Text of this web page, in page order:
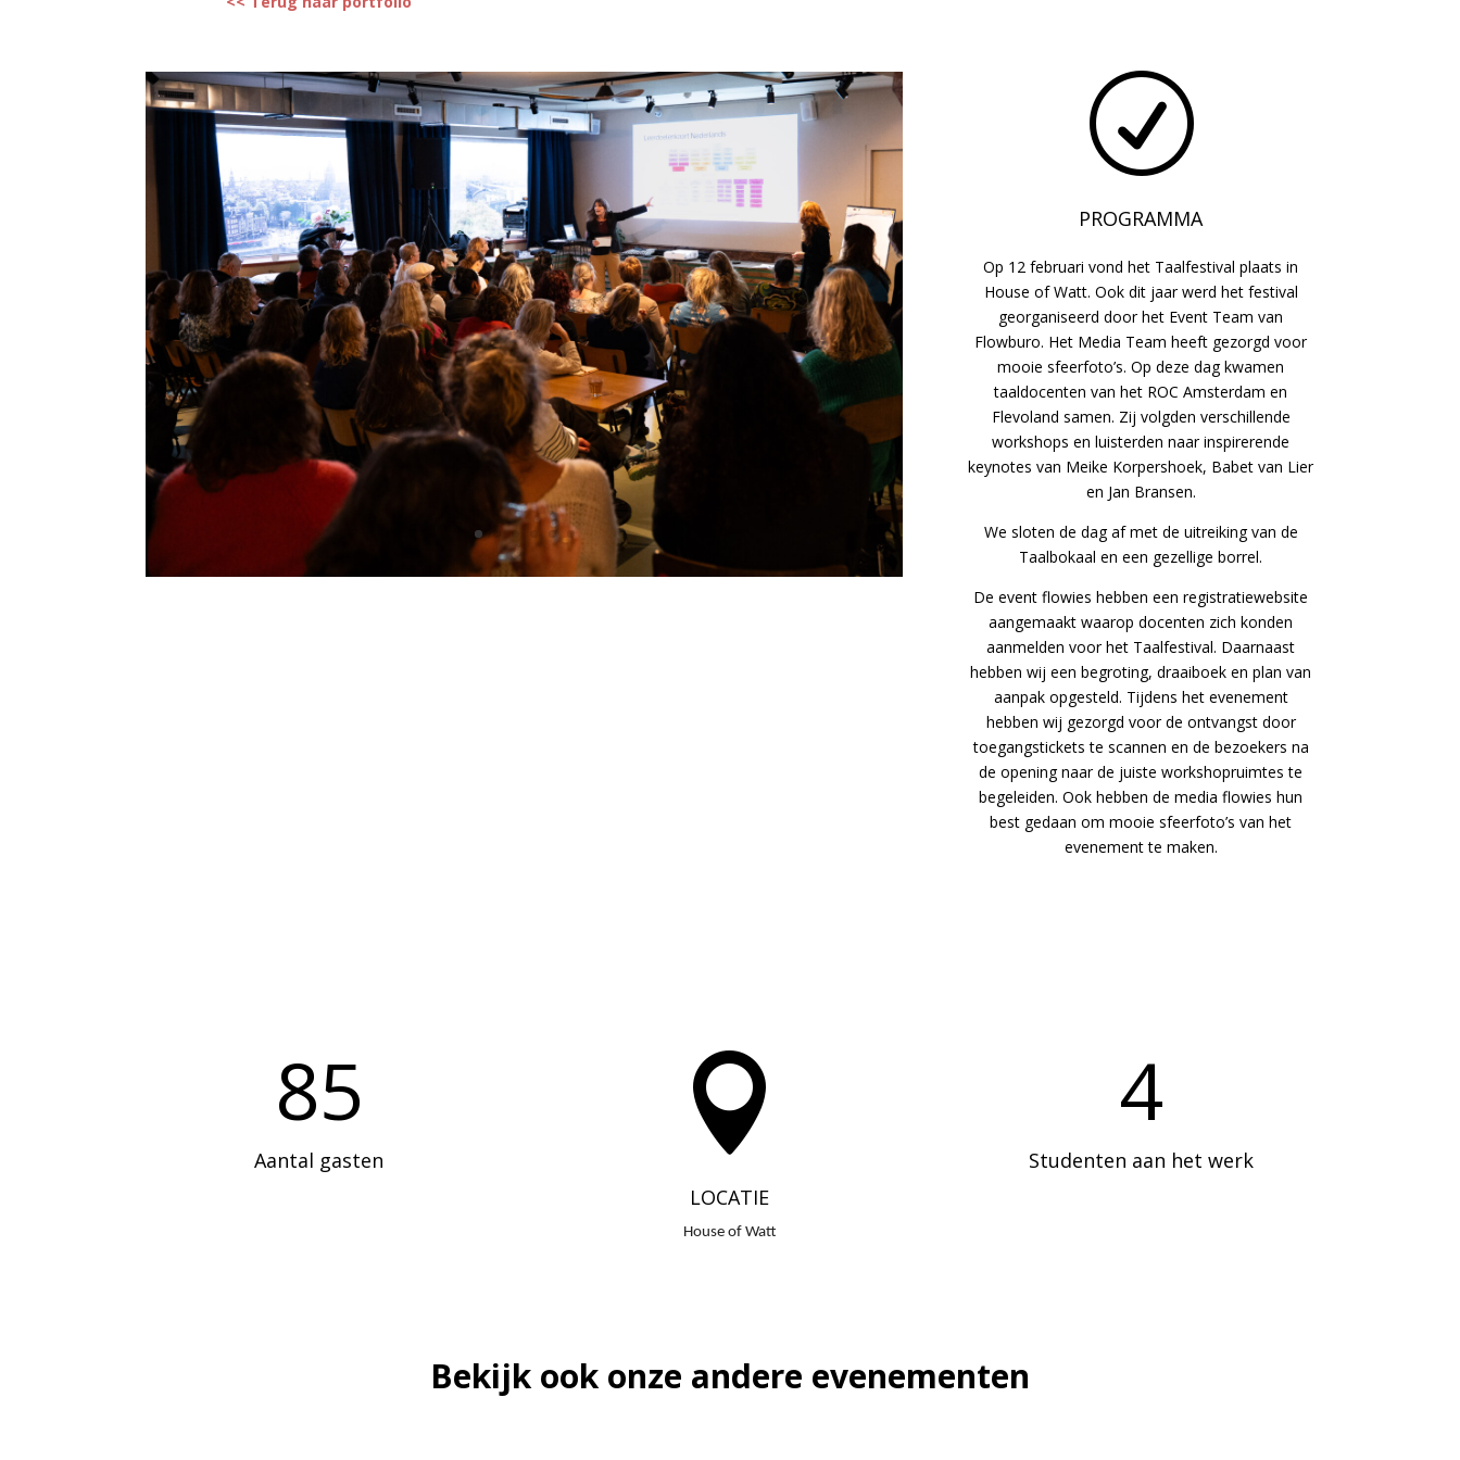
R
PROGRAMMA
Op 12 februari vond het Taalfestival plaats in
House of Watt. Ook dit jaar werd het festival
georganiseerd door het Event Team van
Flowburo. Het Media Team heeft gezorgd voor
mooie sfeerfoto’s. Op deze dag kwamen
taaldocenten van het ROC Amsterdam en
Flevoland samen. Zij volgden verschillende
workshops en luisterden naar inspirerende
keynotes van Meike Korpershoek, Babet van Lier
en Jan Bransen.
We sloten de dag af met de uitreiking van de
Taalbokaal en een gezellige borrel.
De event flowies hebben een registratiewebsite
aangemaakt waarop docenten zich konden
aanmelden voor het Taalfestival. Daarnaast
hebben wij een begroting, draaiboek en plan van
aanpak opgesteld. Tijdens het evenement
hebben wij gezorgd voor de ontvangst door
toegangstickets te scannen en de bezoekers na
de opening naar de juiste workshopruimtes te
begeleiden. Ook hebben de media flowies hun
best gedaan om mooie sfeerfoto’s van het
evenement te maken.
85
Aantal gasten

LOCATIE
House of Watt
4
Studenten aan het werk
Bekijk ook onze andere evenementen